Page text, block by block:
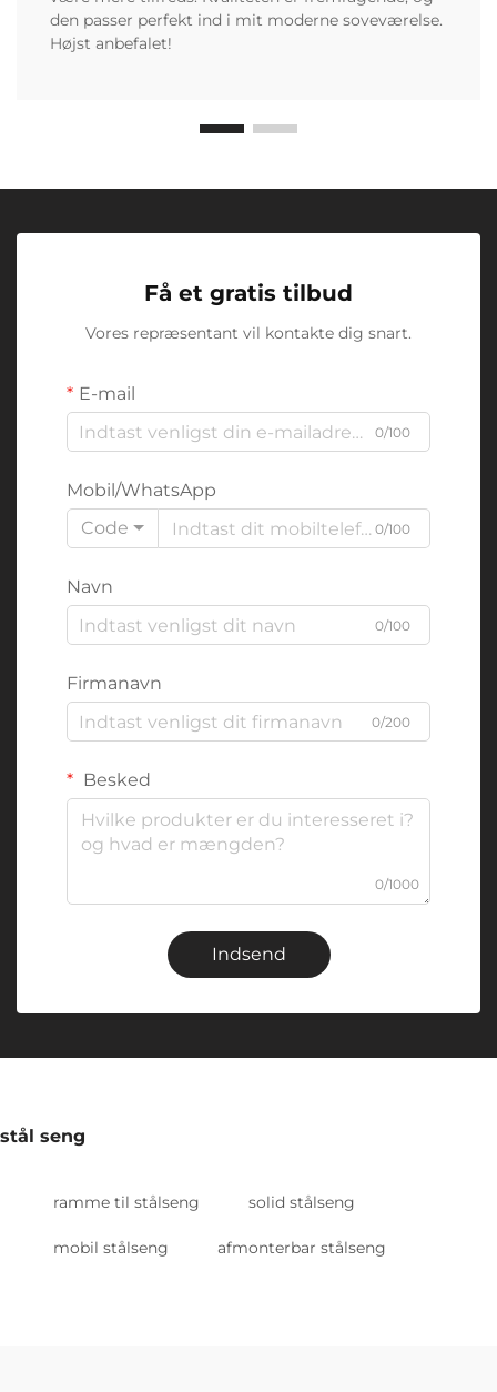
den passer perfekt ind i mit moderne soveværelse.
Højst anbefalet!
Få et gratis tilbud
Vores repræsentant vil kontakte dig snart.
E-mail
0/100
Mobil/WhatsApp
Code
0/100
Navn
0/100
Firmanavn
0/200
Besked
0/1000
Indsend
stål seng
ramme til stålseng solid stålseng
mobil stålseng afmonterbar stålseng